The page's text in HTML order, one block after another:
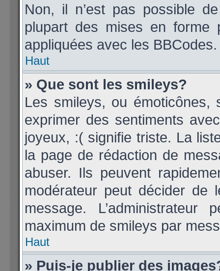
Non, il n’est pas possible
plupart des mises en forme
appliquées avec les BBCodes.
Haut
» Que sont les smileys?
Les smileys, ou émoticônes,
exprimer des sentiments
joyeux, :( signifie triste. La
la page de rédaction de
abuser. Ils peuvent
modérateur peut décider de
message.
maximum de smileys par
Haut
» Puis-je publier des